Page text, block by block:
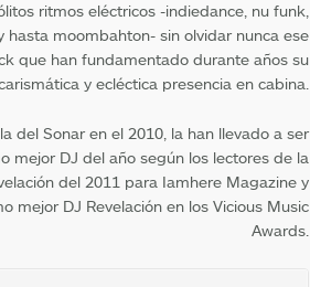
ritmos eléctricos -indiedance, nu funk,
hasta moombahton- sin olvidar nunca ese
que han fundamentado durante años su
y ecléctica presencia en cabina.
del Sonar en el 2010, la han llevado a ser
mejor DJ del año según los lectores de la
del 2011 para Iamhere Magazine y
mejor DJ Revelación en los Vicious Music
Awards.